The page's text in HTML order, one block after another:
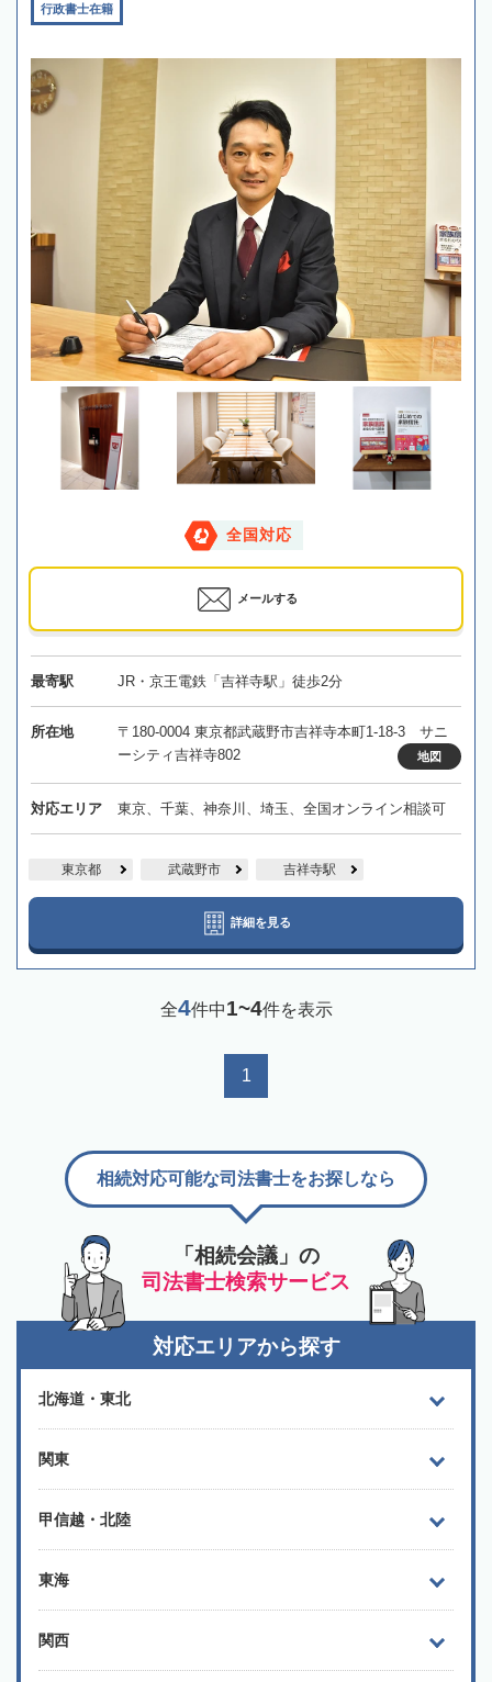
行政書士在籍
全国対応
メールする
最寄駅 JR・京王電鉄「吉祥寺駅」徒歩2分
所在地
〒180-0004 東京都武蔵野市吉祥寺本町1-18-3 サニ
ーシティ吉祥寺802
地図
対応エリア 東京、千葉、神奈川、埼玉、全国オンライン相談可
東京都 武蔵野市 吉祥寺駅
詳細を見る
全4件中1~4件を表示
1
「相続会議」の
司法書士検索サービス
相続対応可能な司法書士をお探しなら
対応エリアから探す
北海道・東北
関東
甲信越・北陸
東海
関西